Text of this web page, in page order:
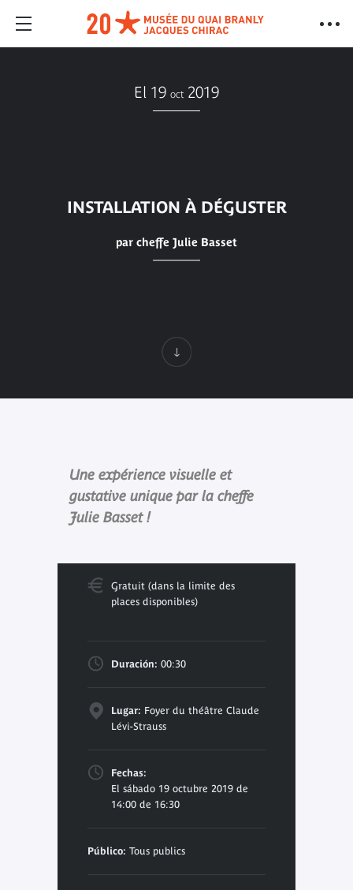
El 19 oct 2019
INSTALLATION À DÉGUSTER
par cheffe Julie Basset
Une expérience visuelle et
gustative unique par la cheffe
Julie Basset !
Gratuit (dans la limite des
places disponibles)
Duración: 00:30
Lugar: Foyer du théâtre Claude
Lévi-Strauss
Fechas:
El sábado 19 octubre 2019 de
14:00 de 16:30
Público: Tous publics